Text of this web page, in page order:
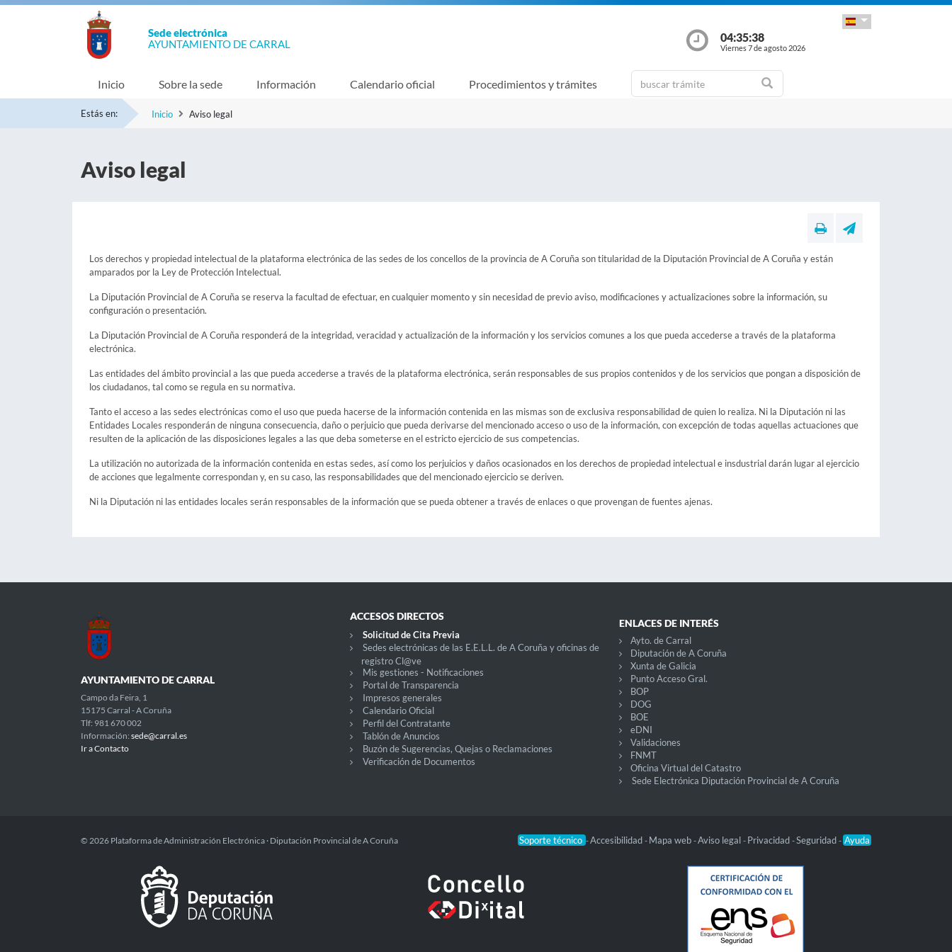
Sede electrónica
AYUNTAMIENTO DE CARRAL
04:35:39
Viernes 7 de agosto 2026
Inicio Sobre la sede Información Calendario oficial Procedimientos y trámites
Estás en: Inicio Aviso legal
Aviso legal
Los derechos y propiedad intelectual de la plataforma electrónica de las sedes de los concellos de la provincia de A Coruña son titularidad de la Diputación Provincial de A Coruña y están
amparados por la Ley de Protección Intelectual.
La Diputación Provincial de A Coruña se reserva la facultad de efectuar, en cualquier momento y sin necesidad de previo aviso, modificaciones y actualizaciones sobre la información, su
configuración o presentación.
La Diputación Provincial de A Coruña responderá de la integridad, veracidad y actualización de la información y los servicios comunes a los que pueda accederse a través de la plataforma
electrónica.
Las entidades del ámbito provincial a las que pueda accederse a través de la plataforma electrónica, serán responsables de sus propios contenidos y de los servicios que pongan a disposición de
los ciudadanos, tal como se regula en su normativa.
Tanto el acceso a las sedes electrónicas como el uso que pueda hacerse de la información contenida en las mismas son de exclusiva responsabilidad de quien lo realiza. Ni la Diputación ni las
Entidades Locales responderán de ninguna consecuencia, daño o perjuicio que pueda derivarse del mencionado acceso o uso de la información, con excepción de todas aquellas actuaciones que
resulten de la aplicación de las disposiciones legales a las que deba someterse en el estricto ejercicio de sus competencias.
La utilización no autorizada de la información contenida en estas sedes, así como los perjuicios y daños ocasionados en los derechos de propiedad intelectual e insdustrial darán lugar al ejercicio
de acciones que legalmente correspondan y, en su caso, las responsabilidades que del mencionado ejercicio se deriven.
Ni la Diputación ni las entidades locales serán responsables de la información que se pueda obtener a través de enlaces o que provengan de fuentes ajenas.
AYUNTAMIENTO DE CARRAL
Campo da Feira, 1
15175 Carral - A Coruña
Tlf: 981 670 002
Información: sede@carral.es
Ir a Contacto
ACCESOS DIRECTOS
Solicitud de Cita Previa
Sedes electrónicas de las E.E.L.L. de A Coruña y oficinas de
registro Cl@ve
Mis gestiones - Notificaciones
Portal de Transparencia
Impresos generales
Calendario Oficial
Perfil del Contratante
Tablón de Anuncios
Buzón de Sugerencias, Quejas o Reclamaciones
Verificación de Documentos
ENLACES DE INTERÉS
Ayto. de Carral
Diputación de A Coruña
Xunta de Galicia
Punto Acceso Gral.
BOP
DOG
BOE
eDNI
Validaciones
FNMT
Oficina Virtual del Catastro
Sede Electrónica Diputación Provincial de A Coruña
Soporte técnico -Accesibilidad - Mapa web -Aviso legal - Privacidad -Seguridad - Ayuda
© 2026 Plataforma de Administración Electrónica · Diputación Provincial de A Coruña